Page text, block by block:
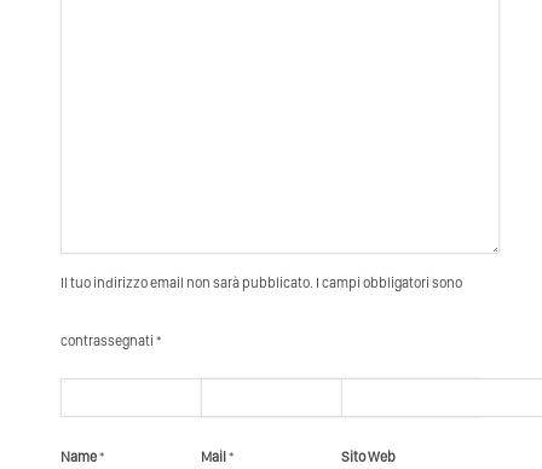
Il tuo indirizzo email non sarà pubblicato. I campi obbligatori sono
contrassegnati *
Name* Mail* Sito Web